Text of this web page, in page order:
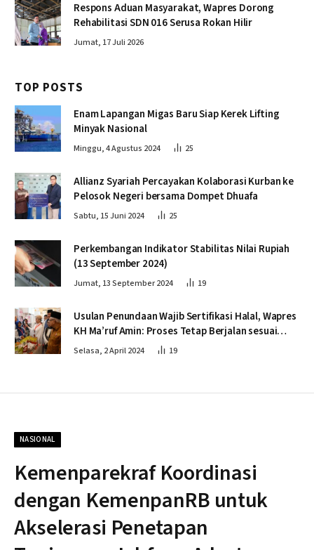
Respons Aduan Masyarakat, Wapres Dorong
Rehabilitasi SDN 016 Serusa Rokan Hilir
Jumat, 17 Juli 2026
TOP POSTS
Enam Lapangan Migas Baru Siap Kerek Lifting
Minyak Nasional
Minggu, 4 Agustus 2024 25
Allianz Syariah Percayakan Kolaborasi Kurban ke
Pelosok Negeri bersama Dompet Dhuafa
Sabtu, 15 Juni 2024 25
Perkembangan Indikator Stabilitas Nilai Rupiah
(13 September 2024)
Jumat, 13 September 2024 19
Usulan Penundaan Wajib Sertifikasi Halal, Wapres
KH Ma’ruf Amin: Proses Tetap Berjalan sesuai
Penahapan
Selasa, 2 April 2024 19
NASIONAL
Kemenparekraf Koordinasi
dengan KemenpanRB untuk
Akselerasi Penetapan